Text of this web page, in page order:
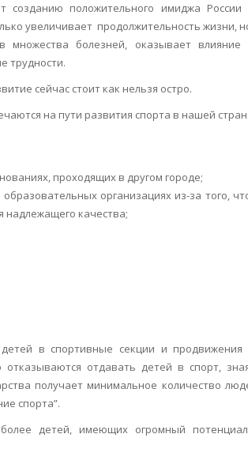
созданию положительного имиджа России
увеличивает продолжительность жизни,
множества болезней, оказывает влияние
трудности.
сейчас стоит как нельзя остро.
на пути развития спорта в нашей
проходящих в другом городе;
организациях из-за того,
надлежащего качества;
в спортивные секции и продвижения
отказываются отдавать детей в спорт,
получает минимальное количество
спорта”.
детей, имеющих огромный